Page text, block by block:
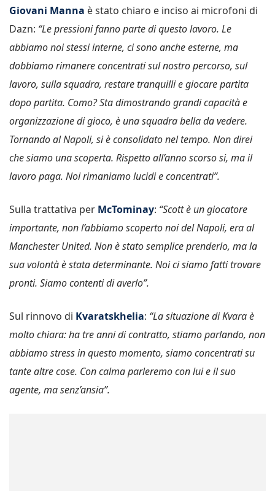
Giovani Manna è stato chiaro e inciso ai microfoni di
Dazn: “Le pressioni fanno parte di questo lavoro. Le
abbiamo noi stessi interne, ci sono anche esterne, ma
dobbiamo rimanere concentrati sul nostro percorso, sul
lavoro, sulla squadra, restare tranquilli e giocare partita
dopo partita. Como?Sta dimostrando grandi capacità e
organizzazione di gioco, è una squadra bella da vedere.
Tornando al Napoli, si è consolidato nel tempo. Non direi
che siamo una scoperta. Rispetto all’anno scorso si, ma il
lavoro paga. Noi rimaniamo lucidi e concentrati”.
Sulla trattativa per McTominay: “Scott è un giocatore
importante, non l’abbiamo scoperto noi del Napoli, era al
Manchester United. Non è stato semplice prenderlo, ma la
sua volontà è stata determinante. Noi ci siamo fatti trovare
pronti. Siamo contenti di averlo”.
Sul rinnovo di Kvaratskhelia: “La situazione di Kvara è
molto chiara: ha tre anni di contratto, stiamo parlando, non
abbiamo stress in questo momento, siamo concentrati su
tante altre cose. Con calma parleremo con lui e il suo
agente, ma senz’ansia”.